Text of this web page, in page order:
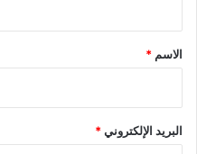
*
الاسم *
البريد الإلكتروني*